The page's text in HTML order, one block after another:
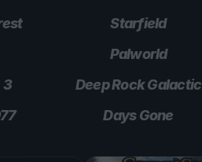
Starfield
Palworld
3
Deep Rock Galactic
Days Gone